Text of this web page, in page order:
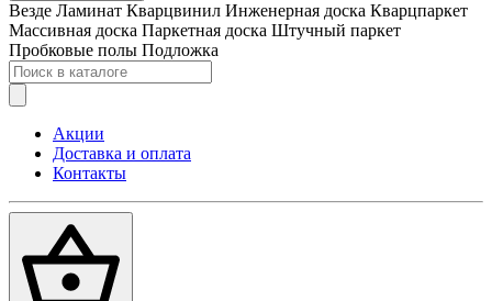
Везде Ламинат Кварцвинил Инженерная доска Кварцпаркет
Массивная доска Паркетная доска Штучный паркет
Пробковые полы Подложка
Акции
Доставка и оплата
Контакты